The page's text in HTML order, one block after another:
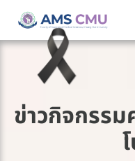
ข่าวกิจกรร